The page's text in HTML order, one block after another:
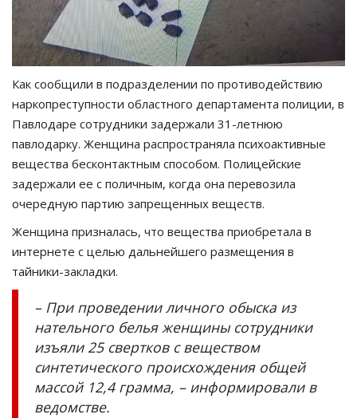
Как сообщили в подразделении по противодействию
наркопреступности областного департамента полиции, в
Павлодаре сотрудники задержали 31-летнюю
павлодарку. Женщина распространяла психоактивные
вещества бесконтактным способом. Полицейские
задержали ее с поличным, когда она перевозила
очередную партию запрещенных веществ.
Женщина призналась, что вещества приобретала в
интернете с целью дальнейшего размещения в
тайники-закладки.
– При проведении личного обыска из
нательного белья женщины сотрудники
изъяли 25 свертков с веществом
синтетического происхождения общей
массой 12,4 грамма, – информировали в
ведомстве.